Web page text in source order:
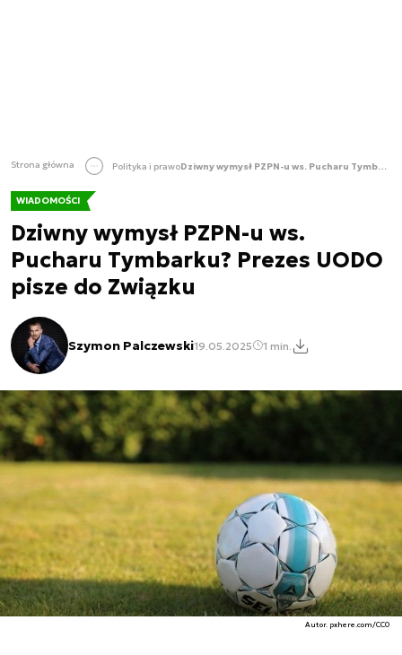
Strona główna Polityka i prawo Dziwny wymysł PZPN-u ws. Pucharu Tymbarku? Prezes UODO pisze do Związku
WIADOMOŚCI
Dziwny wymysł PZPN-u ws.
Pucharu Tymbarku? Prezes UODO
pisze do Związku
Szymon Palczewski19.05.2025 1 min.
Autor. pxhere.com/CC0